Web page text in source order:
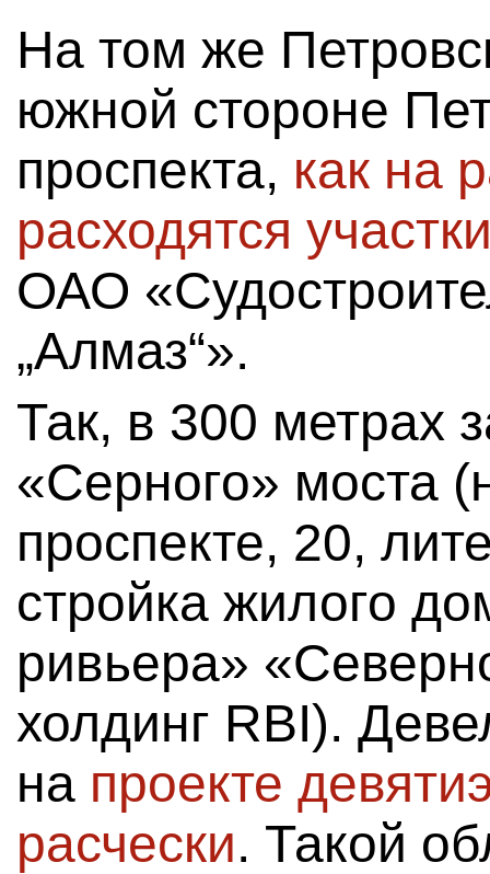
На том же
южной стороне
проспекта, как на
расходятся
ОАО
„Алмаз“».
Так, в 300 метрах
«Серного» моста
проспекте, 20,
стройка жилого
ривьера»
холдинг RBI).
на проекте
расчески. Такой